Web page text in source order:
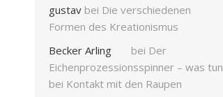
gustav bei Die verschiedenen
Formen des Kreationismus
Becker Arling
bei Der
Eichenprozessionsspinner – was tun
bei Kontakt mit den Raupen